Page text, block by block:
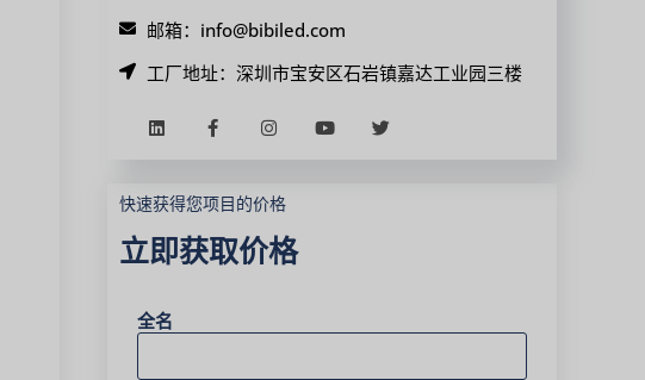
邮箱：info@bibiled.com
工厂地址：深圳市宝安区石岩镇嘉达工业园三楼
快速获得您项目的价格
立即获取价格
全名